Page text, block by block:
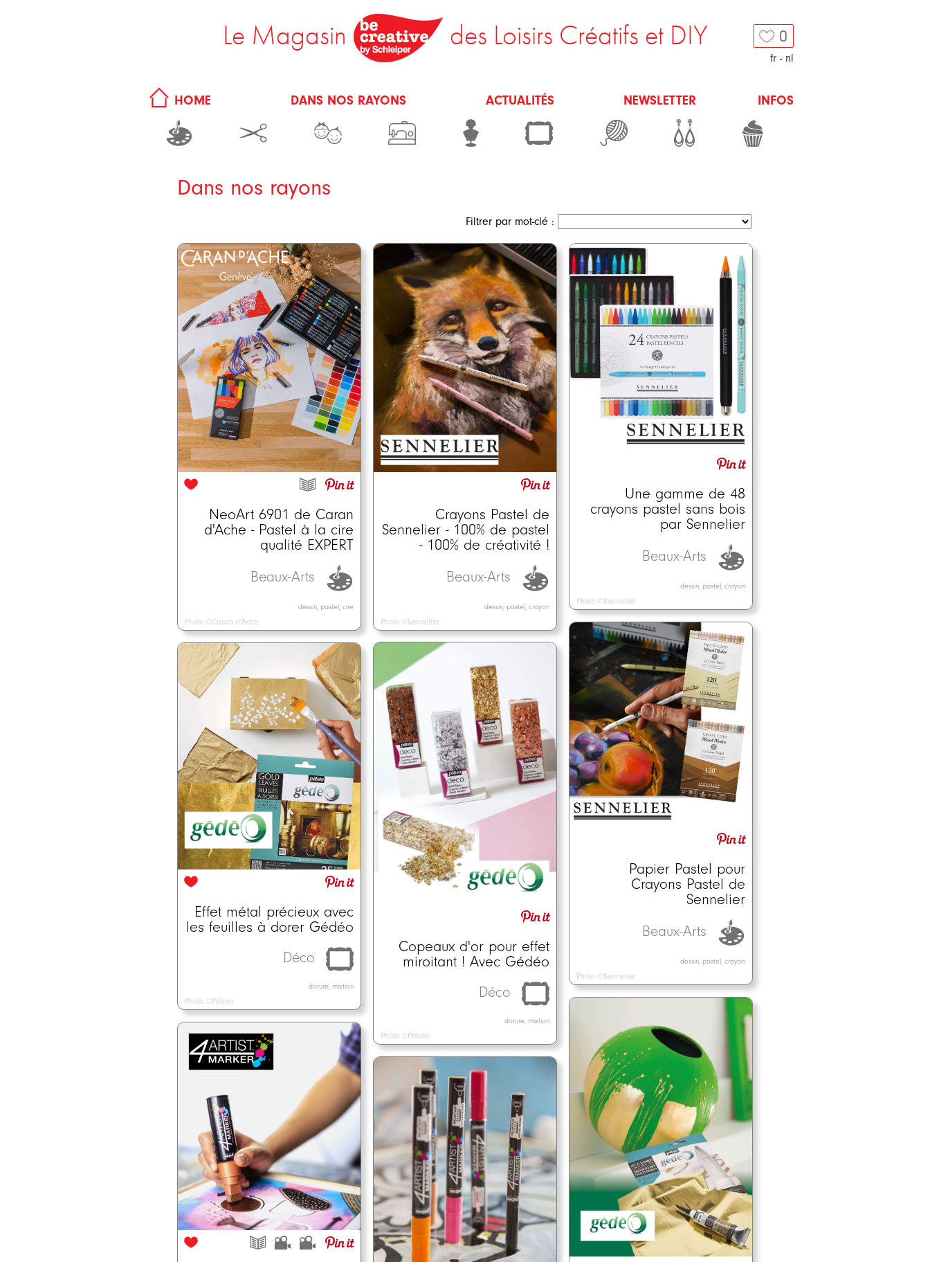
0
fr - nl
Le Magasin des Loisirs Créatifs et DIY
HOME DANS NOS RAYONS ACTUALITÉS NEWSLETTER INFOS
Dans nos rayons
Filtrer par mot-clé :
NeoArt 6901 de Caran
d'Ache - Pastel à la cire
qualité EXPERT
Beaux-Arts
dessin, pastel, cire
Photo ©Caran d'Ache
Crayons Pastel de
Sennelier - 100% de pastel
- 100% de créativité !
Beaux-Arts
dessin, pastel, crayon
Photo ©Sennelier
Une gamme de 48
crayons pastel sans bois
par Sennelier
Beaux-Arts
dessin, pastel, crayon
Photo ©Sennelier
Papier Pastel pour
Crayons Pastel de
Sennelier
Beaux-Arts
dessin, pastel, crayon
Photo ©Sennelier
Copeaux d'or pour effet
miroitant ! Avec Gédéo
Déco
dorure, mixtion
Photo ©Pébéo
Effet métal précieux avec
les feuilles à dorer Gédéo
Déco
dorure, mixtion
Photo ©Pébéo